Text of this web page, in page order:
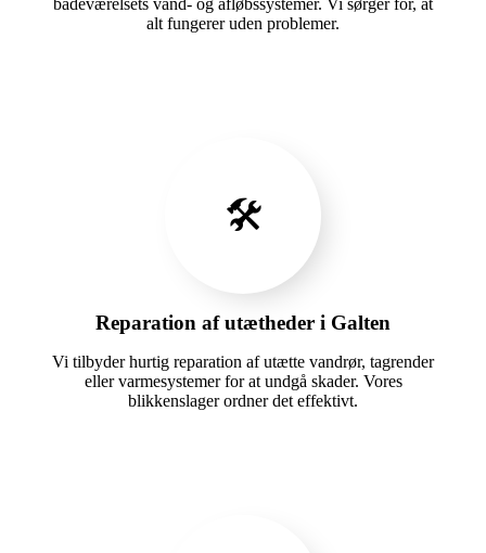
badeværelsets vand- og afløbssystemer. Vi sørger for, at
alt fungerer uden problemer.
🛠️
Reparation af utætheder i Galten
Vi tilbyder hurtig reparation af utætte vandrør, tagrender
eller varmesystemer for at undgå skader. Vores
blikkenslager ordner det effektivt.